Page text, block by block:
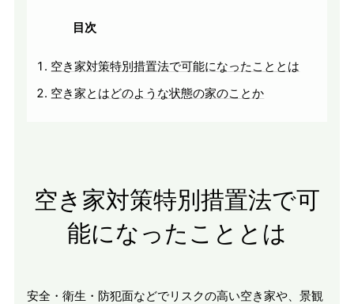
目次
空き家対策特別措置法で可能になったこととは
空き家とはどのような状態の家のことか
空き家対策特別措置法で可
能になったこととは
安全・衛生・防犯面などでリスクの高い空き家や、景観